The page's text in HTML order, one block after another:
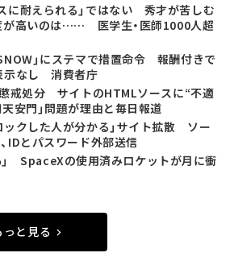
に耐えられる」ではない 秀才が苦しむ
が高いのは…… 医学生・医師1000人超
」にステマで措置命令 報酬付きで
示なし 消費者庁
戒処分 サイトのHTMLソースに“不適
安門」問題が理由と毎日報道
ックした人が分かる」サイト拡散 ソー
IDとパスワード外部送信
」 SpaceXの使用済みロケットが月に衝
と見る